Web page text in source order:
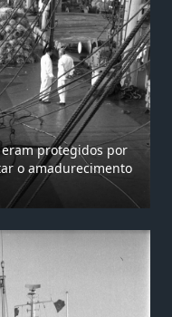
protegidos por
o amadurecimento